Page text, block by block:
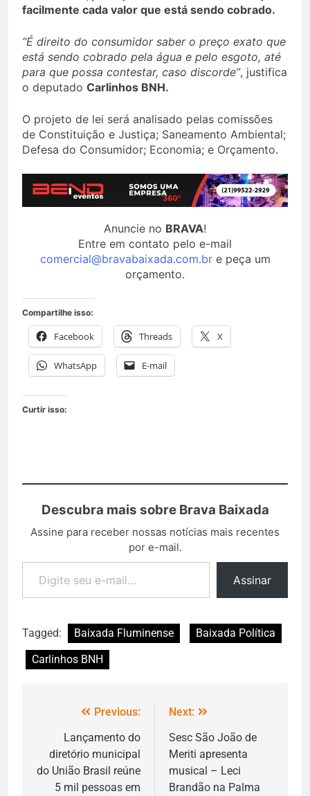
facilmente cada valor que está sendo cobrado.
“É direito do consumidor saber o preço exato que
está sendo cobrado pela água e pelo esgoto, até
para que possa contestar, caso discorde”, justifica
o deputado Carlinhos BNH.
O projeto de lei será analisado pelas comissões
de Constituição e Justiça; Saneamento Ambiental;
Defesa do Consumidor; Economia; e Orçamento.
Anuncie no BRAVA!
Entre em contato pelo e-mail
comercial@bravabaixada.com.bre peça um
orçamento.
Compartilhe isso:
Facebook Threads X
WhatsApp E-mail
Curtir isso:
Descubra mais sobre Brava Baixada
Assine para receber nossas notícias mais recentes
por e-mail.
Assinar
Tagged: Baixada Fluminense
Baixada Política
Carlinhos BNH
Previous:
Lançamento do
diretório municipal
do União Brasil reúne
5 mil pessoas em
Next:
Sesc São João de
Meriti apresenta
musical – Leci
Brandão na Palma